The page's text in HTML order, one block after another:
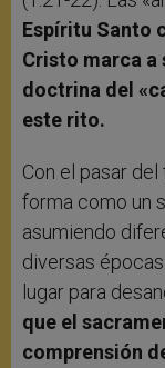
Espíritu Santo
Cristo marca a
doctrina del
este rito.
Con el pasar
forma como un
asumiendo
diversas
lugar para
que el
comprensión